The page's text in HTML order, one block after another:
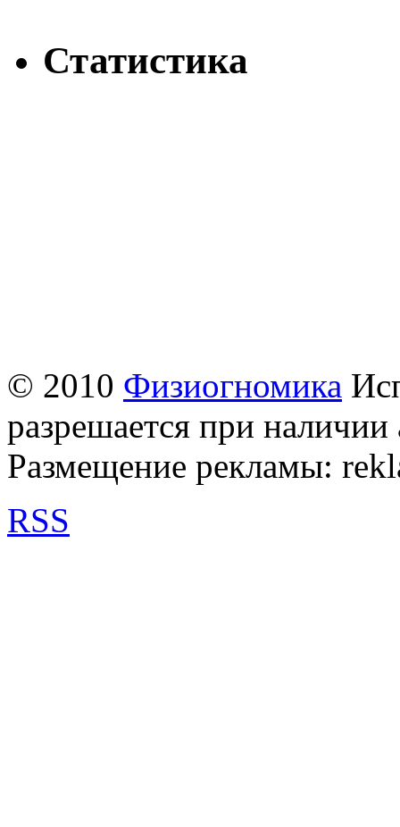
Статистика
© 2010 Физиогномика
разрешается при
Размещение рекламы:
RSS